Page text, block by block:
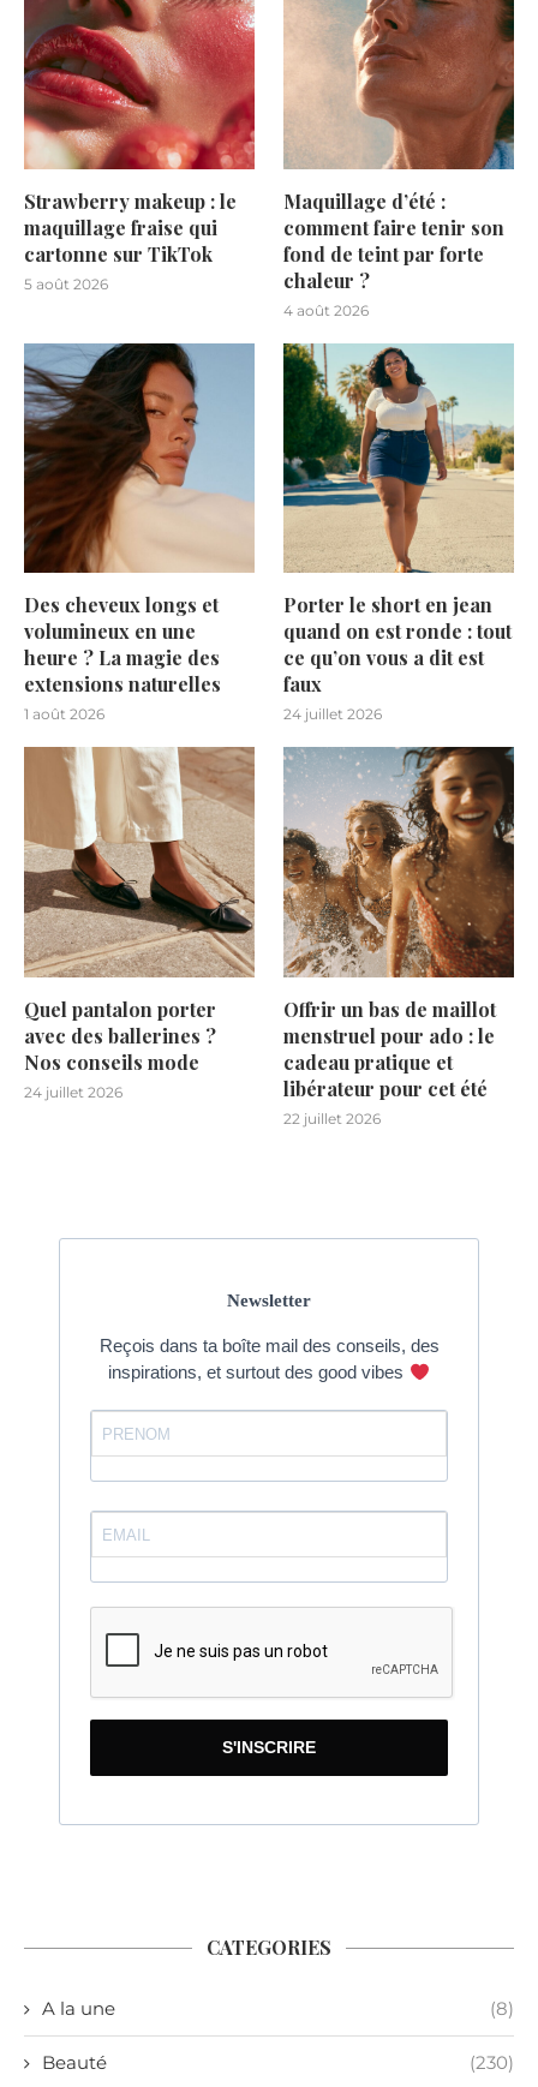
Strawberry makeup : le
maquillage fraise qui
cartonne sur TikTok
5 août 2026
Maquillage d’été :
comment faire tenir son
fond de teint par forte
chaleur ?
4 août 2026
Des cheveux longs et
volumineux en une
heure ? La magie des
extensions naturelles
1 août 2026
Porter le short en jean
quand on est ronde : tout
ce qu’on vous a dit est
faux
24 juillet 2026
Quel pantalon porter
avec des ballerines ?
Nos conseils mode
24 juillet 2026
Offrir un bas de maillot
menstruel pour ado : le
cadeau pratique et
libérateur pour cet été
22 juillet 2026
Newsletter
Reçois dans ta boîte mail des conseils, des
inspirations, et surtout des good vibes
S'INSCRIRE
CATEGORIES
A la une (8)
Beauté (230)